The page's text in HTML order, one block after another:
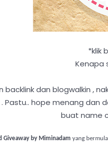
*klik
Kenapa
dan blogwalkin ,
. Pastu.. hope menang
buat name
Giveaway by Miminadam yang